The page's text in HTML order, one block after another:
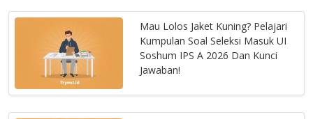
Mau Lolos Jaket Kuning? Pelajari
Kumpulan Soal Seleksi Masuk UI
Soshum IPS A 2026 Dan Kunci
Jawaban!